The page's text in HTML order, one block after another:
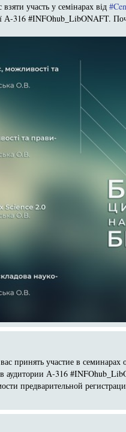
участь у семінарах від
А-316 #INFOhub_LibONAFT.
принять участие в семинарах
аудитории А-316
предварительной